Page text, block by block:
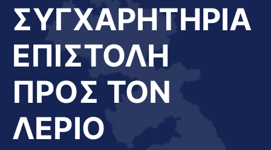
Διαφάνεια
Το
Νησί
Μας
ΣΥΓΧΑΡΗΤΗΡΙΑ
ΕΠΙΣΤΟΛΗ
ΠΡΟΣ ΤΟΝ
ΛΕΡΙΟ